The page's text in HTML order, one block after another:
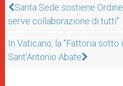
Santa Sede sostiene
serve collaborazione di tutti"
In Vaticano, la "Fattoria sotto
Sant’Antonio Abate